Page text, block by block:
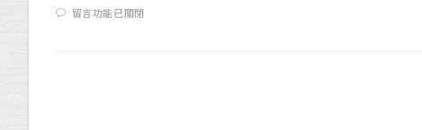
留言功能已關閉